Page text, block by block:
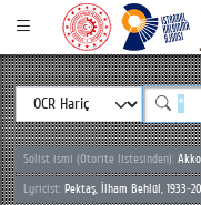
Solist ismi (Otorite listesinden):
Lyricist: Pektaş, İlham Behlül, 1933-